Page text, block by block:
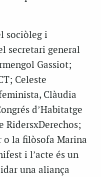
sociòleg i
secretari general
Gassiot;
; Celeste
Clàudia
d’Habitatge
RidersxDerechos;
o la filòsofa Marina
i l’acte és un
una aliança